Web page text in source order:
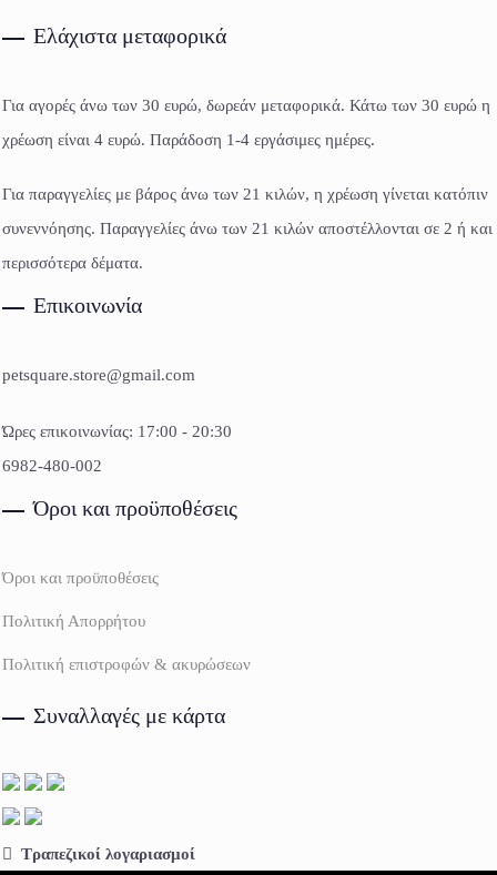
Ελάχιστα μεταφορικά
Για αγορές άνω των 30 ευρώ, δωρεάν μεταφορικά. Κάτω των 30 ευρώ η
χρέωση είναι 4 ευρώ. Παράδοση 1-4 εργάσιμες ημέρες.
Για παραγγελίες με βάρος άνω των 21 κιλών, η χρέωση γίνεται κατόπιν
συνεννόησης. Παραγγελίες άνω των 21 κιλών αποστέλλονται σε 2 ή και
περισσότερα δέματα.
Επικοινωνία
petsquare.store@gmail.com
Ώρες επικοινωνίας: 17:00 - 20:30
6982-480-002
Όροι και προϋποθέσεις
Όροι και προϋποθέσεις
Πολιτική Απορρήτου
Πολιτική επιστροφών & ακυρώσεων
Συναλλαγές με κάρτα
Τραπεζικοί λογαριασμοί